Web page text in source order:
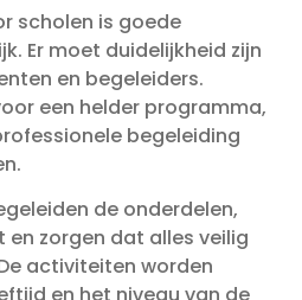
scholen is goede
Er moet duidelijkheid zijn
en begeleiders.
een helder programma,
begeleiding
de onderdelen,
en zorgen dat alles veilig
activiteiten worden